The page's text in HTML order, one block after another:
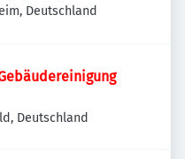
Deutschland
Deutschland